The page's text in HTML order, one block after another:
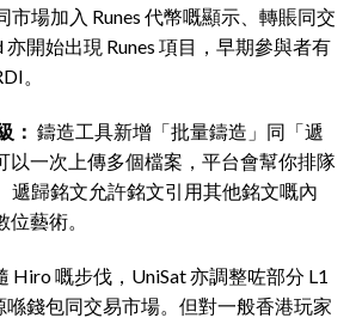
市場加入 Runes 代幣嘅顯示、轉賬同交
亦開始出現 Runes 項目，早期參與者有
。
： 鑄造工具新增「批量鑄造」同「遞
以一次上傳多個檔案，平台會幫你排隊
遞歸銘文允許銘文引用其他銘文嘅內
藝術。
Hiro 嘅步伐，UniSat 亦調整咗部分 L1
喺錢包同交易市場。但對一般香港玩家